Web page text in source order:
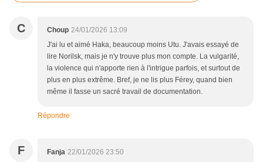
C Choup 24/01/2026 13:09
J'ai lu et aimé Haka, beaucoup moins Utu. J'avais essayé de
lire Norilsk, mais je n'y trouve plus mon compte. La vulgarité,
la violence qui n'apporte rien à l'intrigue parfois, et surtout de
plus en plus extrême. Bref, je ne lis plus Férey, quand bien
même il fasse un sacré travail de documentation.
Répondre
F Fanja 22/01/2026 23:50